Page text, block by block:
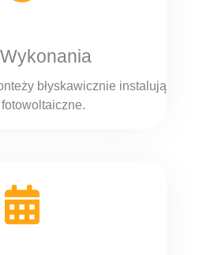
błyskawicznie instalują